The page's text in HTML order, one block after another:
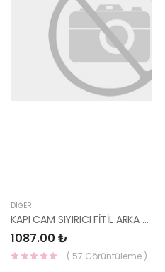
DIĞER
KAPI CAM SIYIRICI FİTİL ARKA SAĞ İ30 2007-2011 83220-2L000-YS
1087.00 ₺
( 57 Görüntüleme )